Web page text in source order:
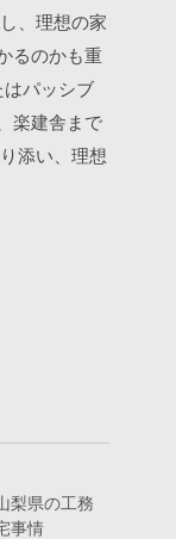
、理想の家
るのかも重
パッシブ
楽建舎まで
添い、理想
梨県の工務
事情